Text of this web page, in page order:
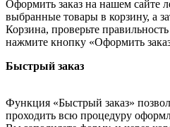
Оформить заказ на нашем сайте
выбранные товары в корзину, а
Корзина, проверьте
нажмите кнопку «Оформить
Быстрый заказ
Функция «Быстрый заказ»
проходить всю процедуру